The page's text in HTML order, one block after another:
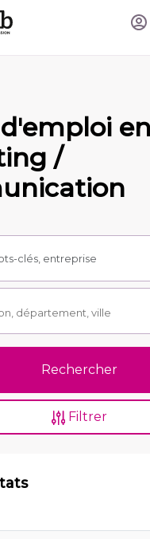
en
/
Rechercher
Filtrer